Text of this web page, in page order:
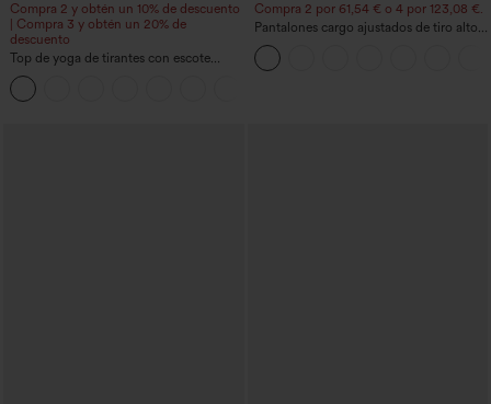
Compra 2 y obtén un 10% de descuento
| Compra 3 y obtén un 20% de
descuento
Top de yoga de tirantes con escote
redondo, fruncido y tacto fresco -
UPF50+
Compra 2 por 61,54 € o 4 por 123,08 €.
Pantalones cargo ajustados de tiro alto
con múltiples bolsillos y cremallera con
botones